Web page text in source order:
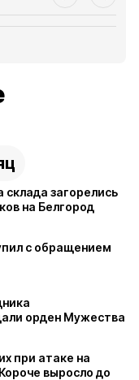
загорелись
на Белгород
с обращением
орден Мужества
при атаке на
выросло до